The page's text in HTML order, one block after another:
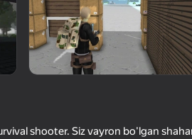
Jangovar
47 Yandex O'yinlari Reytingi
3,5 Oʻyinchilar bergan baho
shooter. Siz vayron bo'lgan